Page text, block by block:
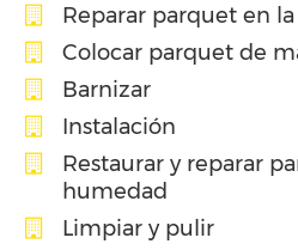
Reparar parquet en
Colocar parquet de
Barnizar
Instalación
Restaurar y reparar
humedad
Limpiar y pulir